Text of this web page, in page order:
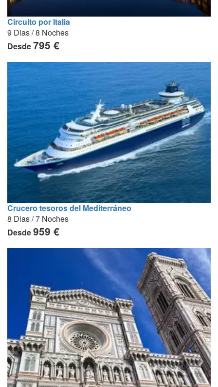
Circuito por Italia
9 Dias / 8 Noches
Desde795 €
Crucero tesoros del Mediterráneo
8 Dias / 7 Noches
Desde959 €